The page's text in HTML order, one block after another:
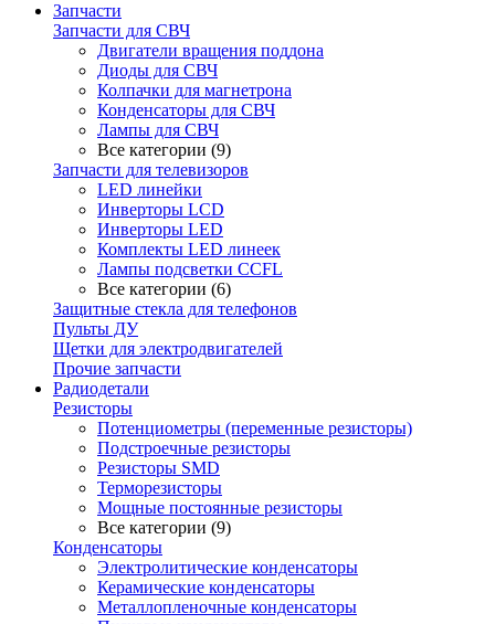
Запчасти
Запчасти для СВЧ
Двигатели вращения поддона
Диоды для СВЧ
Колпачки для магнетрона
Конденсаторы для СВЧ
Лампы для СВЧ
Все категории (9)
Запчасти для телевизоров
LED линейки
Инверторы LCD
Инверторы LED
Комплекты LED линеек
Лампы подсветки CCFL
Все категории (6)
Защитные стекла для телефонов
Пульты ДУ
Щетки для электродвигателей
Прочие запчасти
Радиодетали
Резисторы
Потенциометры (переменные резисторы)
Подстроечные резисторы
Резисторы SMD
Терморезисторы
Мощные постоянные резисторы
Все категории (9)
Конденсаторы
Электролитические конденсаторы
Керамические конденсаторы
Металлопленочные конденсаторы